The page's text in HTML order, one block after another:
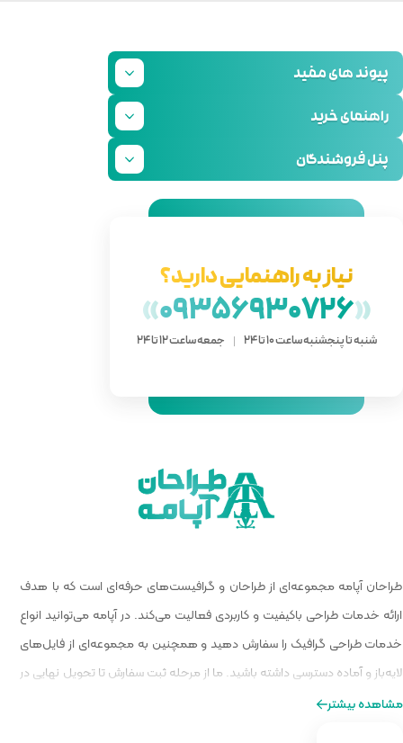
»
ساعت 12 تا 24
گرافیست‌های حرفه‌ای است که با هدف
می‌کند. در آپامه می‌توانید انواع
همچنین به مجموعه‌ای از فایل‌های
مرحله ثبت سفارش تا تحویل نهایی در
از طراحی را برایتان فراهم کنیم.